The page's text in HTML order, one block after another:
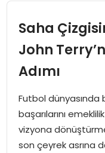
SPOR
SIYASET
MAGAZIN
Saha
John
Adımı
Futbol dünyasında
başarılarını
vizyona
son çeyrek asrına